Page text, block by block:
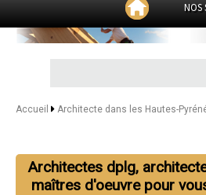
NOS
Accueil Architecte dans les Hautes-
Architectes dplg,
maîtres d'oeuvre pour